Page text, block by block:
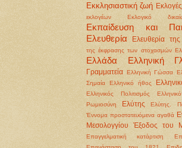
Εκκλησιαστική ζωή Εκλογές
εκλογέων
Εκλογικό
Εκπαίδευση και
Ελευθερία Ελευθερία
της έκφρασης των στοχασμών
Ελλάδα Ελληνική
Γραμματεία Ελληνική Γώσσα
Σημαία
Ελληνικό ήθος
Ελληνικός Πολιτισμός
Ρωμιοσύνη
Ελύτης Ελύτης.
Έννομα προστατευόμενα αγαθά
Μεσολογγίου
Έξοδος του
Επαγγελματική κατάρτιση